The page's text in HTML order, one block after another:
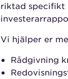
riktad specifikt
Vi hjälper er
Rådgivning